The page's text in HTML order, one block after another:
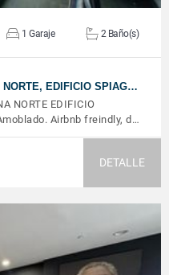
1 Garaje 2 Baño(s)
NORTE, EDIFICIO SPIAG…
NORTE EDIFICIO
Airbnb freindly, d…
DETALLE